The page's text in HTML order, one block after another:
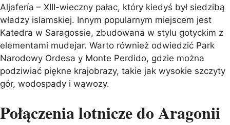
Aljafería – XIII-wieczny pałac, który kiedyś był siedzibą
władzy islamskiej. Innym popularnym miejscem jest
Katedra w Saragossie, zbudowana w stylu gotyckim z
elementami mudejar. Warto również odwiedzić Park
Narodowy Ordesa y Monte Perdido, gdzie można
podziwiać piękne krajobrazy, takie jak wysokie szczyty
gór, wodospady i wąwozy.
Połączenia lotnicze do Aragonii